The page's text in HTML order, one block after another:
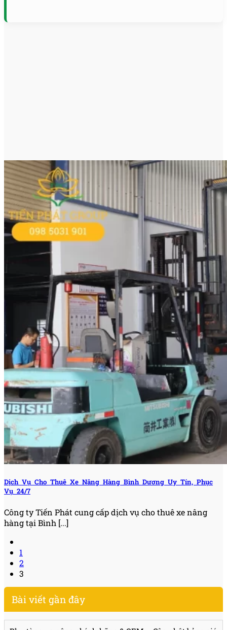
Dịch Vụ Cho Thuê Xe Nâng Hàng Bình Dương Uy Tín, Phục
Vụ 24/7
Công ty Tiến Phát cung cấp dịch vụ cho thuê xe nâng
hàng tại Bình [...]
1
2
3
Bài viết gần đây